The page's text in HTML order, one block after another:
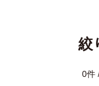
絞
0件